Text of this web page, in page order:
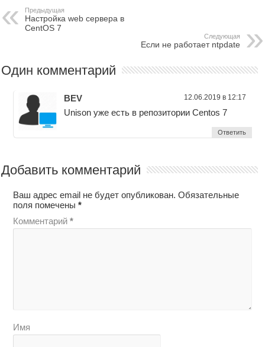
Предыдущая
Настройка web сервера в
CentOS 7
Следующая
Если не работает ntpdate
Один комментарий
BEV 12.06.2019 в 12:17
Unison уже есть в репозитории Centos 7
Ответить
Добавить комментарий
Ваш адрес email не будет опубликован. Обязательные
поля помечены*
Комментарий*
Имя